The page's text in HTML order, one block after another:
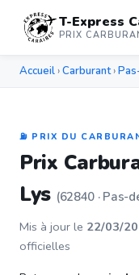
T-Express
PRIX
Accueil ›Carburant›
⛽ PRIX DU
Prix
Lys (62840 · Pas-
Mis à jour le 22/03/
officielles